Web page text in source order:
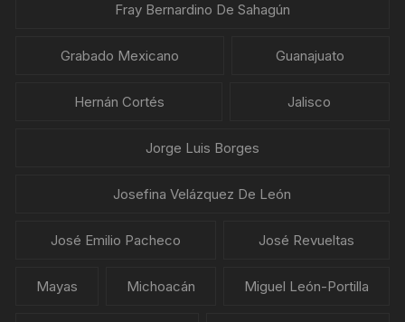
Fray Bernardino De Sahagún
Grabado Mexicano Guanajuato
Hernán Cortés Jalisco
Jorge Luis Borges
Josefina Velázquez De León
José Emilio Pacheco José Revueltas
Mayas Michoacán Miguel León-Portilla